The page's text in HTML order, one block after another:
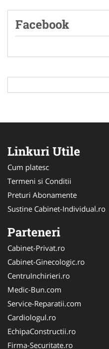
Facebook
Linkuri Utile
Cum platesc
Termeni si Conditii
Preturi Abonamente
Sustine Cabinet-Individual.ro
Parteneri
Cabinet-Privat.ro
Cabinet-Ginecologic.ro
CentruInchirieri.ro
Medic-Bun.com
Service-Reparatii.com
Cardiologul.ro
EchipaConstructii.ro
Firma-Securitate.ro